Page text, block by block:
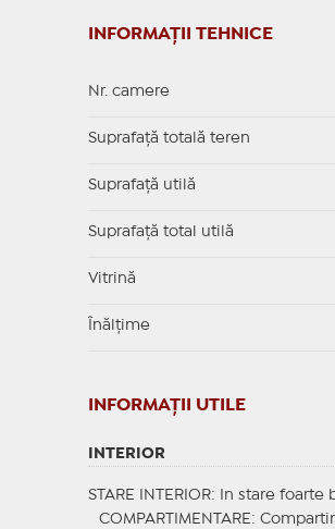
INFORMAȚII TEHNICE
Nr. camere
Suprafață totală teren
Suprafaţă utilă
Suprafaţă total utilă
Vitrină
Înălțime
INFORMAŢII UTILE
INTERIOR
STARE INTERIOR: In stare foarte
COMPARTIMENTARE :